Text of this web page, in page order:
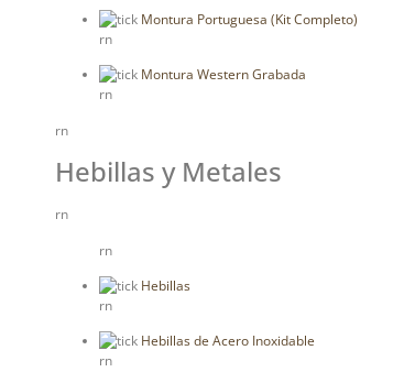
Montura Portuguesa (Kit Completo)
rn
Montura Western Grabada
rn
rn
Hebillas y Metales
rn
rn
Hebillas
rn
Hebillas de Acero Inoxidable
rn